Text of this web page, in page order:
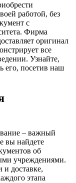
работой, без
с
Фирма
оригинал
все
Узнайте,
его, посетив наш
– важный
вы найдете
об
учреждениями.
и доставке,
этапа